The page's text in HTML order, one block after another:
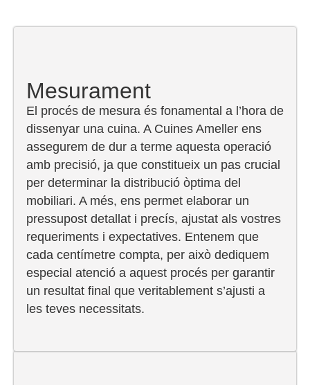
Mesurament
El procés de mesura és fonamental a l’hora de
dissenyar una cuina. A Cuines Ameller ens
assegurem de dur a terme aquesta operació
amb precisió, ja que constitueix un pas crucial
per determinar la distribució òptima del
mobiliari. A més, ens permet elaborar un
pressupost detallat i precís, ajustat als vostres
requeriments i expectatives. Entenem que
cada centímetre compta, per això dediquem
especial atenció a aquest procés per garantir
un resultat final que veritablement s’ajusti a
les teves necessitats.